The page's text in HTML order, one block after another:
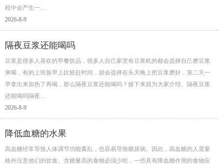
程中会产生一…
2026-8-9
隔夜豆浆还能喝吗
豆浆是很多人喜欢的早餐饮品，很多人自己家里有豆浆机的都会选择自己磨豆浆
来喝，有的上班族早上比较赶时间，就会选择在头天晚上把豆浆磨好，第二天一
早拿出来加热了再喝，那么隔夜豆浆还能喝吗？接下来就为大家介绍。隔夜豆浆
还能喝吗隔夜…
2026-8-9
降低血糖的水果
高血糖经常导致人体调节功能紊乱，也容易导致糖尿病。因此，高血糖的人需要
格外注意他们的饮食。含糖量高的食物必须少吃，一些具有降血糖作用的食物应